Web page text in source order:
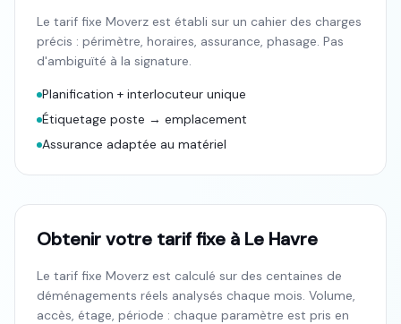
Le tarif fixe Moverz est établi sur un cahier des charges
précis : périmètre, horaires, assurance, phasage. Pas
d'ambiguïté à la signature.
Planification + interlocuteur unique
Étiquetage poste → emplacement
Assurance adaptée au matériel
Obtenir votre tarif fixe à Le Havre
Le tarif fixe Moverz est calculé sur des centaines de
déménagements réels analysés chaque mois. Volume,
accès, étage, période : chaque paramètre est pris en